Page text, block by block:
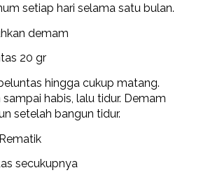
setiap hari selama satu bulan.
demam
20 gr
hingga cukup matang.
habis, lalu tidur. Demam
setelah bangun tidur.
secukupnya